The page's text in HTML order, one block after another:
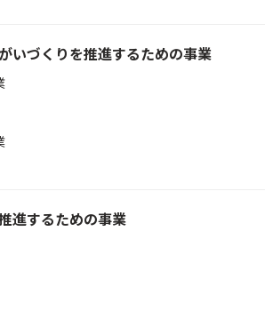
いづくりを推進するための事業
進するための事業